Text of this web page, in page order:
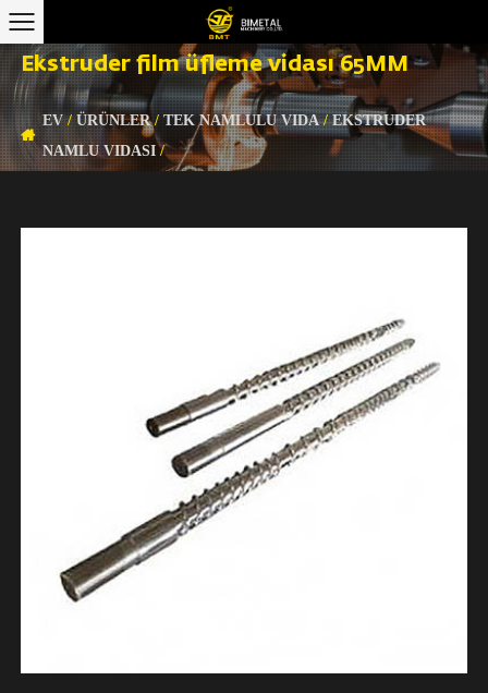
Ekstruder film üfleme vidası 65MM
EV/ÜRÜNLER/TEK NAMLULU VIDA/EKSTRUDER
NAMLU VIDASI/